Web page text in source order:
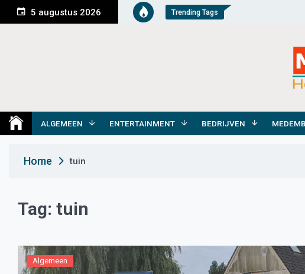
n
e
5 augustus 2026 Trending Tags
Medemblik Actueel
ALGEMEEN ENTERTAINMENT BEDRIJVEN
Home tuin
Tag: tuin
Algemeen